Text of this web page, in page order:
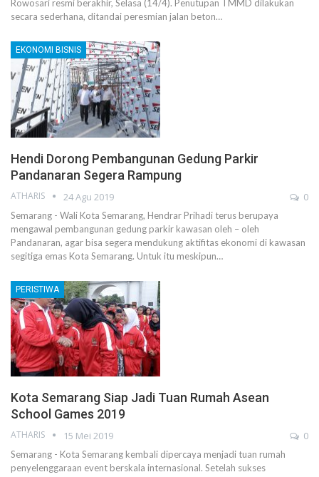
Rowosari resmi berakhir, Selasa (14/4). Penutupan TMMD dilakukan
secara sederhana, ditandai peresmian jalan beton…
EKONOMI BISNIS
Hendi Dorong Pembangunan Gedung Parkir
Pandanaran Segera Rampung
ATHARIS 24 Agu 2019 0
Semarang - Wali Kota Semarang, Hendrar Prihadi terus berupaya
mengawal pembangunan gedung parkir kawasan oleh – oleh
Pandanaran, agar bisa segera mendukung aktifitas ekonomi di kawasan
segitiga emas Kota Semarang. Untuk itu meskipun…
PERISTIWA
Kota Semarang Siap Jadi Tuan Rumah Asean
School Games 2019
ATHARIS 15 Mei 2019 0
Semarang - Kota Semarang kembali dipercaya menjadi tuan rumah
penyelenggaraan event berskala internasional. Setelah sukses